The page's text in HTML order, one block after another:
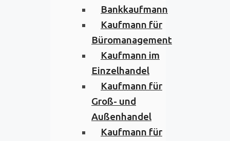
Bankkaufmann
Kaufmann für
Büromanagement
Kaufmann im
Einzelhandel
Kaufmann für
Groß- und
Außenhandel
Kaufmann für